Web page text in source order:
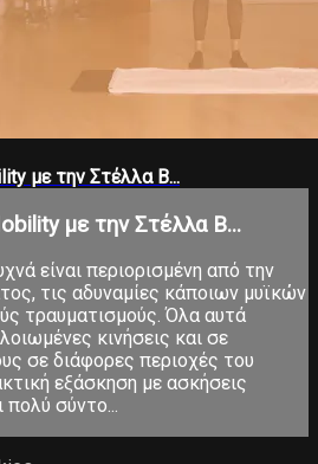
με την Στέλλα Β...
με την Στέλλα Β...
είναι περιορισμένη από την
τις αδυναμίες κάποιων μυϊκών
τραυματισμούς. Όλα αυτά
κινήσεις και σε
σε διάφορες περιοχές του
εξάσκηση με ασκήσεις
πολύ σύντο...